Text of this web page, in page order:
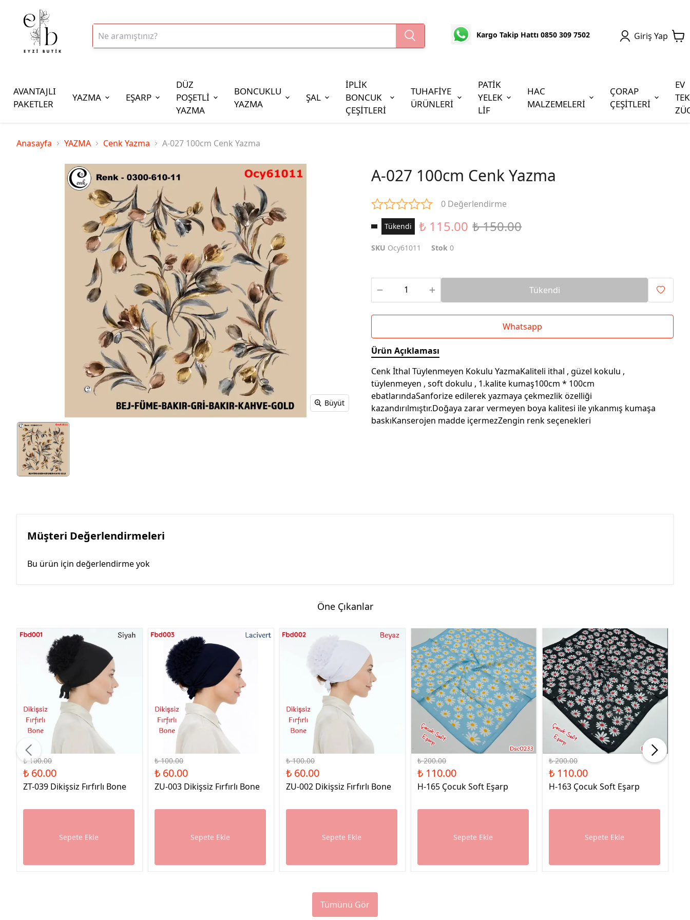
Kargo Takip Hattı 0850 309 7502 Giriş Yap
AVANTAJLI
PAKETLER
YAZMA EŞARP
DÜZ
POŞETLİ
YAZMA
BONCUKLU
YAZMA
ŞAL
İPLİK
BONCUK
ÇEŞİTLERİ
İplik Çeşitleri
20gr Reyyan Polyester İp
100gr Altınbaşak Polyester İp
350gr Altınbaşak Polyester İp
Cezaevi Boncuğu
TUHAFİYE
ÜRÜNLERİ
PATİK
YELEK
LİF
HAC
MALZEMELERİ
ÇORAP
ÇEŞİTLERİ
EV
Anasayfa YAZMA Cenk Yazma A-027 100cm Cenk Yazma
Büyüt
A-027 100cm Cenk Yazma
0 Değerlendirme
Tükendi ₺ 115.00 ₺ 150.00
SKU Ocy61011 Stok 0
Tükendi
Whatsapp
Ürün Açıklaması
Cenk İthal Tüylenmeyen Kokulu YazmaKaliteli ithal , güzel kokulu ,
tüylenmeyen , soft dokulu , 1.kalite kumaş100cm * 100cm
ebatlarındaSanforize edilerek yazmaya çekmezlik özelliği
kazandırılmıştır.Doğaya zarar vermeyen boya kalitesi ile yıkanmış kumaşa
baskıKanserojen madde içermezZengin renk seçenekleri
Müşteri Değerlendirmeleri
Bu ürün için değerlendirme yok
Öne Çıkanlar
%40 İndirim
₺ 100.00
₺ 60.00
ZT-039 Dikişsiz Fırfırlı Bone
Sepete Ekle
₺ 100.00
₺ 60.00
ZU-003 Dikişsiz Fırfırlı Bone
Sepete Ekle
%40 İndirim
₺ 100.00
₺ 60.00
ZU-002 Dikişsiz Fırfırlı Bone
Sepete Ekle
%45 İndirim
₺ 200.00
₺ 110.00
H-165 Çocuk Soft Eşarp
Sepete Ekle
%45 İndirim
₺ 200.00
₺ 110.00
H-163 Çocuk Soft Eşarp
Sepete Ekle
Tümünü Gör